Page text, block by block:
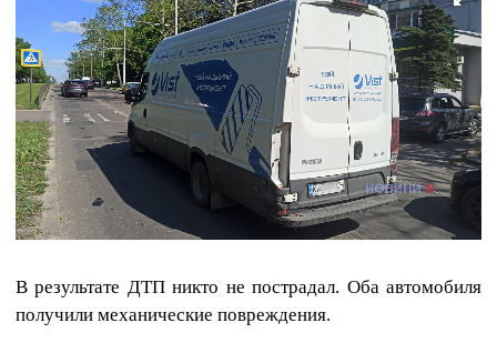
В результате ДТП никто не пострадал. Оба автомобиля
получили механические повреждения.